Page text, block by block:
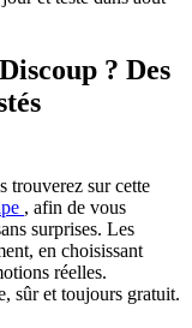
? Des
trouverez sur cette
, afin de vous
surprises. Les
en choisissant
réelles.
sûr et toujours gratuit.